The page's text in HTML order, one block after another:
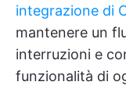
integrazione di
mantenere un
interruzioni e
funzionalità di